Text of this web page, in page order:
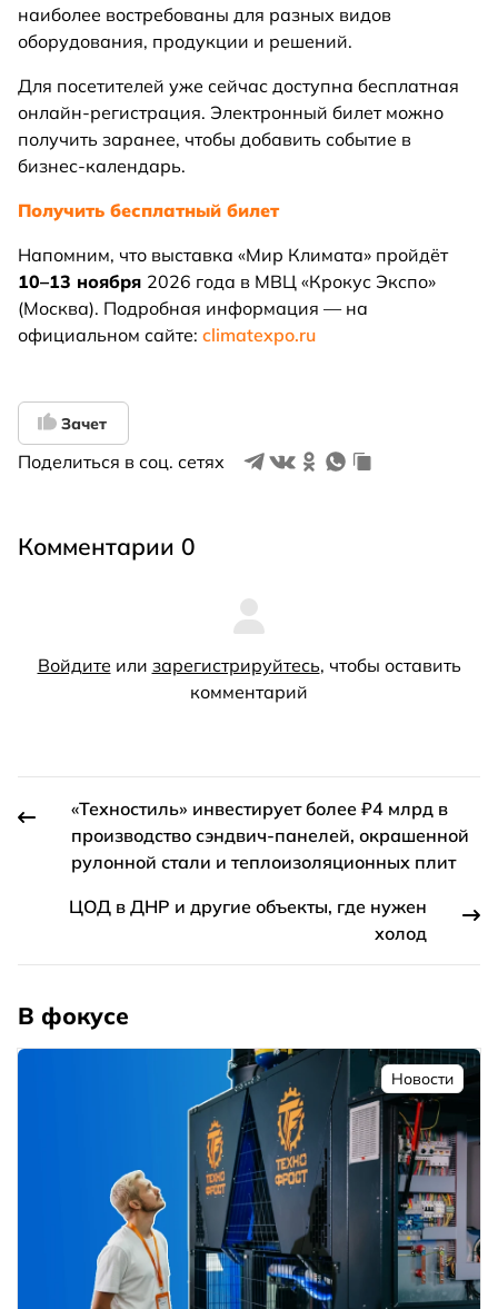
наиболее востребованы для разных видов
оборудования, продукции и решений.
Для посетителей уже сейчас доступна бесплатная
онлайн-регистрация. Электронный билет можно
получить заранее, чтобы добавить событие в
бизнес-календарь.
Получить бесплатный билет
Напомним, что выставка «Мир Климата» пройдёт
10–13 ноября 2026 года в МВЦ «Крокус Экспо»
(Москва). Подробная информация — на
официальном сайте: climatexpo.ru
Зачет
Поделиться в соц. сетях
Комментарии 0
Войдите или зарегистрируйтесь, чтобы оставить
комментарий
«Техностиль» инвестирует более ₽4 млрд в
производство сэндвич-панелей, окрашенной
рулонной стали и теплоизоляционных плит
ЦОД в ДНР и другие объекты, где нужен
холод
В фокусе
Новости